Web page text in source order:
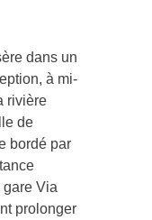
à mi-
rivière
de
bordé par
Via
prolonger
proposant